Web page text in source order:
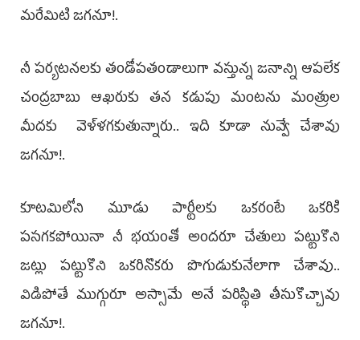
మరేమిటి జగనూ!.
నీ పర్యటనలకు తండోపతండాలుగా వస్తున్న జనాన్ని ఆపలేక
చంద్రబాబు ఆఖరుకు తన కడుపు మంటను మంత్రుల
మీదకు వెళ్ళగకుతున్నారు.. ఇది కూడా నువ్వే చేశావు
జగనూ!.
కూటమిలోని మూడు పార్టీలకు ఒకరంటే ఒకరికి
పసగకపోయినా నీ భయంతో అందరూ చేతులు పట్టుకొని
జట్లు పట్టుకొని ఒకరినొకరు పొగుడుకునేలాగా చేశావు..
విడిపోతే ముగ్గురూ అస్సామే అనే పరిస్థితి తీసుకొచ్చావు
జగనూ!.